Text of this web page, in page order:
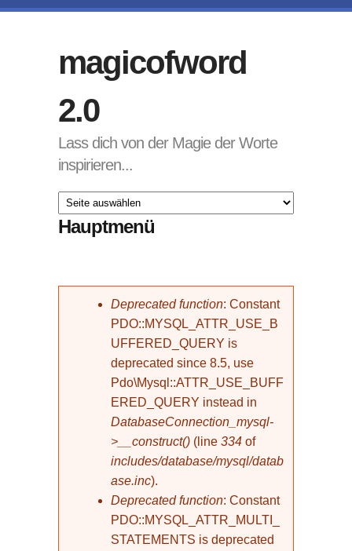
magicofword
2.0
Lass dich von der Magie der Worte
inspirieren...
Hauptmenü
Fehlermeldung
Deprecated function: Constant
PDO::MYSQL_ATTR_USE_B
UFFERED_QUERY is
deprecated since 8.5, use
Pdo\Mysql::ATTR_USE_BUFF
ERED_QUERY instead in
DatabaseConnection_mysql-
>__construct() (line 334 of
includes/database/mysql/datab
ase.inc).
Deprecated function: Constant
PDO::MYSQL_ATTR_MULTI_
STATEMENTS is deprecated